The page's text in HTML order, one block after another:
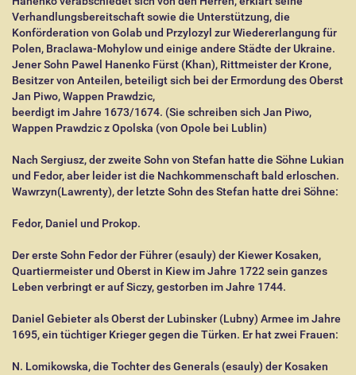
Verhandlungsbereitschaft sowie die Unterstützung, die
Konförderation von Golab und Przylozyl zur Wiedererlangung für
Polen, Braclawa-Mohylow und einige andere Städte der Ukraine.
Jener Sohn Pawel Hanenko Fürst (Khan), Rittmeister der Krone,
Besitzer von Anteilen, beteiligt sich bei der Ermordung des Oberst
Jan Piwo, Wappen Prawdzic,
beerdigt im Jahre 1673/1674. (Sie schreiben sich Jan Piwo,
Wappen Prawdzic z Opolska (von Opole bei Lublin)
Nach Sergiusz, der zweite Sohn von Stefan hatte die Söhne Lukian
und Fedor, aber leider ist die Nachkommenschaft bald erloschen.
Wawrzyn(Lawrenty), der letzte Sohn des Stefan hatte drei Söhne:
Fedor, Daniel und Prokop.
Der erste Sohn Fedor der Führer (esauly) der Kiewer Kosaken,
Quartiermeister und Oberst in Kiew im Jahre 1722 sein ganzes
Leben verbringt er auf Siczy, gestorben im Jahre 1744.
Daniel Gebieter als Oberst der Lubinsker (Lubny) Armee im Jahre
1695, ein tüchtiger Krieger gegen die Türken. Er hat zwei Frauen:
N. Lomikowska, die Tochter des Generals (esauly) der Kosaken